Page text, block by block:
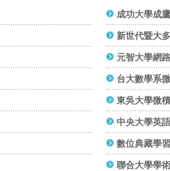
成功大學成
新世代暨大
元智大學網
台大數學系
東吳大學微
中央大學英
數位典藏學
聯合大學學